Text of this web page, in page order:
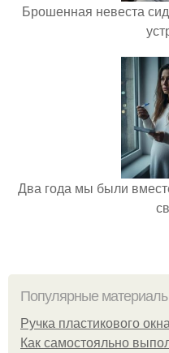
Брошенная невеста
Два года мы были
Популярные
Ручка пластикового
Как самостояльно